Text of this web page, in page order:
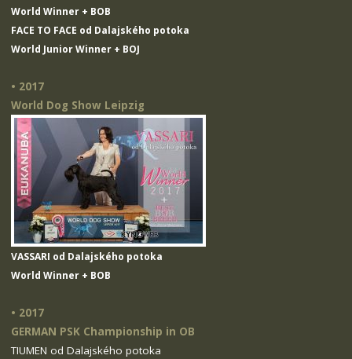
World Winner + BOB
FACE TO FACE od Dalajského potoka
World Junior Winner + BOJ
• 2017
World Dog Show Leipzig
VASSARI od Dalajského potoka
World Winner + BOB
• 2017
GERMAN PSK Championship in OB
TIUMEN od Dalajského potoka